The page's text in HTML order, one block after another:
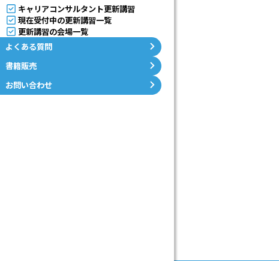
S
キ
ャ
リ
キャリアコンサルタント更新講習
現在受付中の更新講習一覧
更新講習の会場一覧
よくある質問
書籍販売
お問い合わせ